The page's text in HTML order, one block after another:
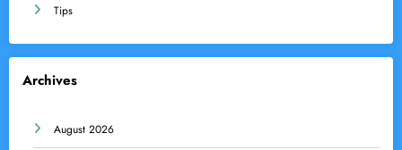
Tips
Archives
August 2026